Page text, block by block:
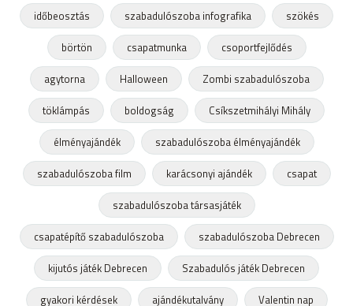
időbeosztás
szabadulószoba infografika
szökés
börtön
csapatmunka
csoportfejlődés
agytorna
Halloween
Zombi szabadulószoba
töklámpás
boldogság
Csíkszetmihályi Mihály
élményajándék
szabadulószoba élményajándék
szabadulószoba film
karácsonyi ajándék
csapat
szabadulószoba társasjáték
csapatépítő szabadulószoba
szabadulószoba Debrecen
kijutós játék Debrecen
Szabadulós játék Debrecen
gyakori kérdések
ajándékutalvány
Valentin nap